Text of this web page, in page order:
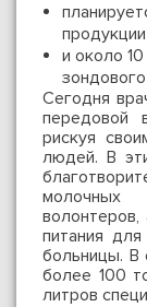
и около
Сегодня
передовой
рискуя
людей. В
молочных
волонтеров,
питания
больницы. В
более 100
литров